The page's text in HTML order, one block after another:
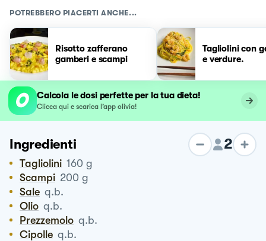
POTREBBERO PIACERTI ANCHE...
Risotto zafferano
gamberi e scampi
Tagliolini con
e verdure.
Calcola le dosi perfette per la tua dieta!
Clicca qui e scarica l’app olivia!
Ingredienti 2
Tagliolini 160 g
Scampi 200 g
Sale q.b.
Olio q.b.
Prezzemolo q.b.
Cipolle q.b.